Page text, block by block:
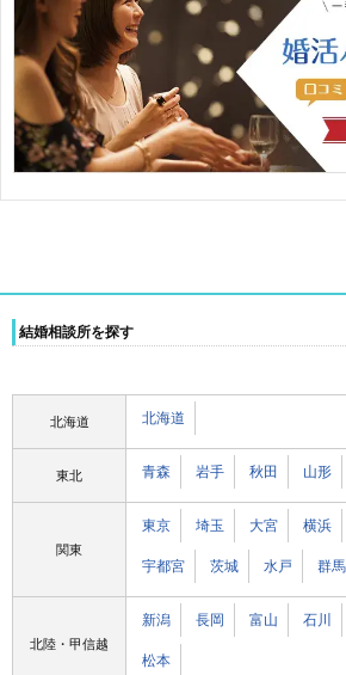
結婚相談所を探す
北海道 北海道
東北 青森 岩手 秋田 山形
関東
東京 埼玉 大宮 横浜
宇都宮 茨城 水戸 群馬
北陸・甲信越
新潟 長岡 富山 石川
松本